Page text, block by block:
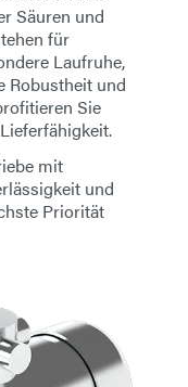
Säuren und
für
Laufruhe,
Robustheit und
Sie
mit
und
Priorität